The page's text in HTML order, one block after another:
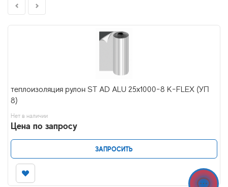
теплоизоляция рулон ST AD ALU 25x1000-8 K-FLEX (УП
8)
Нет в наличии
Цена по запросу
ЗАПРОСИТЬ